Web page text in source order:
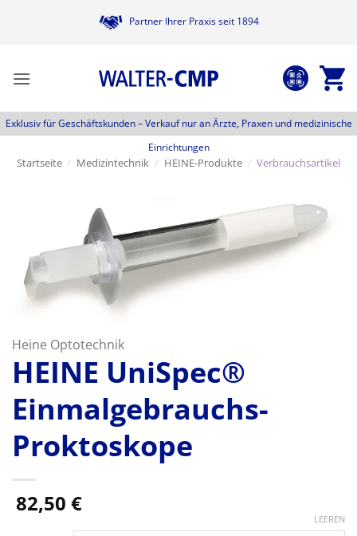
Partner Ihrer Praxis seit 1894
Exklusiv für Geschäftskunden –Verkauf nur an Ärzte, Praxen und medizinische
Einrichtungen
Startseite / Medizintechnik / HEINE-Produkte / Verbrauchsartikel
Heine Optotechnik
HEINE UniSpec®
Einmalgebrauchs-
Proktoskope
82,50 €
LEEREN